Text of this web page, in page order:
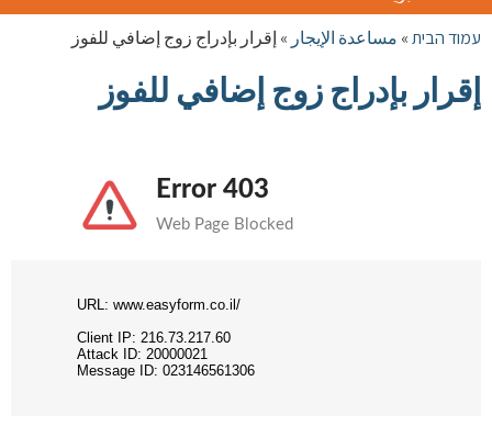
עמוד הבית» مساعدة الإيجار » إقرار بإدراج زوج إضافي للفوز
إقرار بإدراج زوج إضافي للفوز